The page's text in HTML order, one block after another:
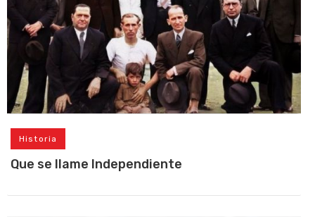
Historia
Que se llame Independiente